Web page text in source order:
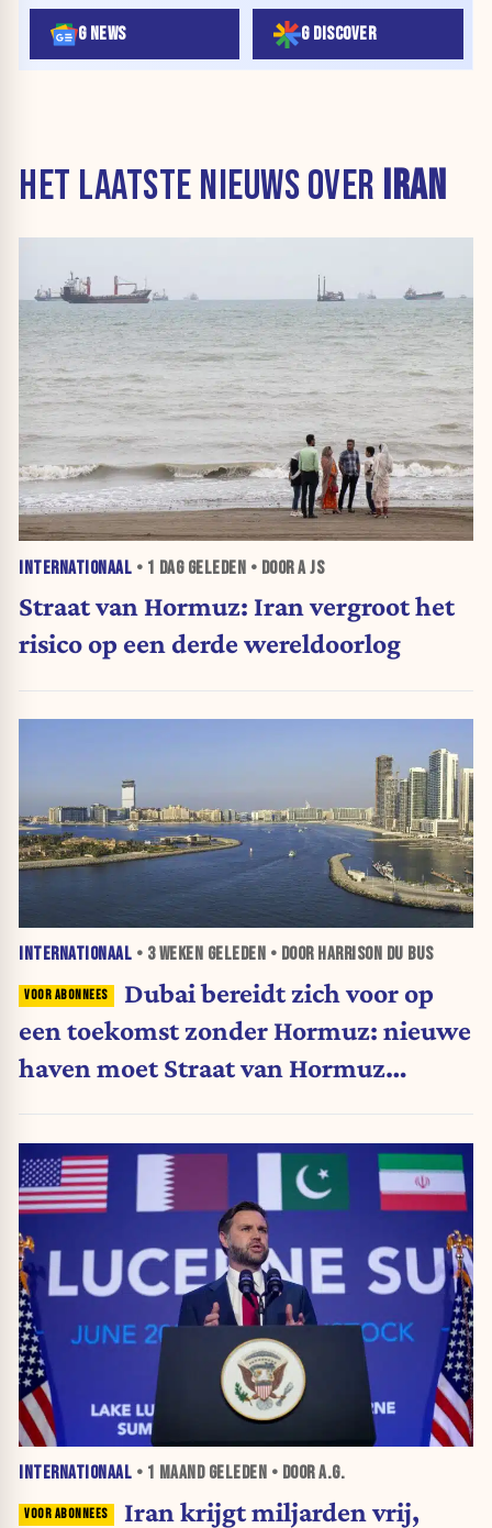
G NEWS G DISCOVER
HET LAATSTE NIEUWS OVER IRAN
INTERNATIONAAL • 1 DAGGELEDEN • DOOR A JS
Straat van Hormuz: Iran vergroot het
risico op een derde wereldoorlog
INTERNATIONAAL • 3 WEKEN GELEDEN • DOOR HARRISON DU BUS
Dubai bereidt zich voor op
een toekomst zonder Hormuz: nieuwe
haven moet Straat van Hormuz
INTERNATIONAAL • 1 MAANDGELEDEN • DOOR A.G.
Iran krijgt miljarden vrij,